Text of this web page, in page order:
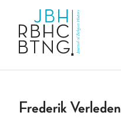
Frederik Verleden